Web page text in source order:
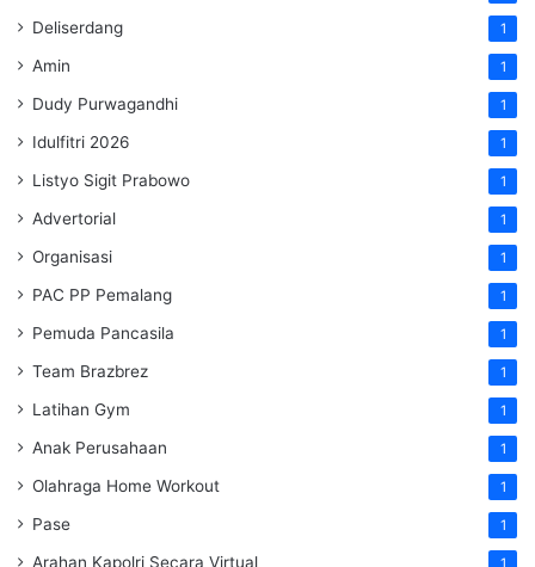
Deliserdang 1
Amin 1
Dudy Purwagandhi 1
Idulfitri 2026 1
Listyo Sigit Prabowo 1
Advertorial 1
Organisasi 1
PAC PP Pemalang 1
Pemuda Pancasila 1
Team Brazbrez 1
Latihan Gym 1
Anak Perusahaan 1
Olahraga Home Workout 1
Pase 1
Arahan Kapolri Secara Virtual 1